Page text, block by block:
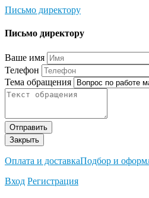
Письмо директору
Письмо директору
Ваше имя
Телефон
Тема обращения
Отправить
Закрыть
Оплата и доставкаПодбор и
Вход Регистрация